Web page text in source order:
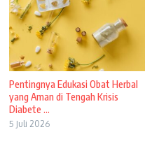
Pentingnya Edukasi Obat Herbal
yang Aman di Tengah Krisis
Diabete ...
5 Juli 2026